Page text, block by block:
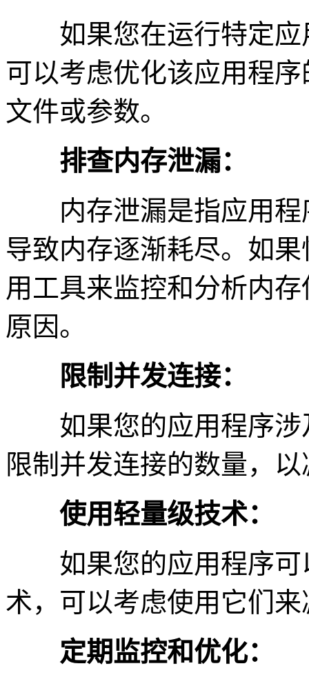
如果您在运行特定应
可以考虑优化该应用程
文件或参数。
排查内存泄漏：
内存泄漏是指应用程
导致内存逐渐耗尽。如
用工具来监控和分析内
原因。
限制并发连接：
如果您的应用程序涉
限制并发连接的数量，
使用轻量级技术：
如果您的应用程序可
术，可以考虑使用它们
定期监控和优化：